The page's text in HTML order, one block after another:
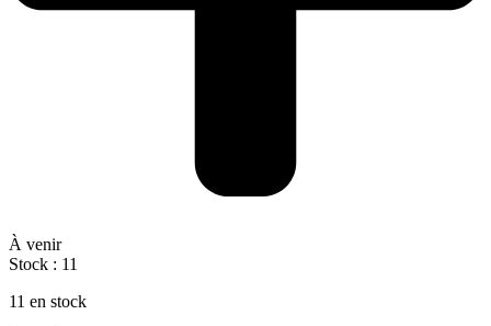
À venir
Stock : 11
11 en stock